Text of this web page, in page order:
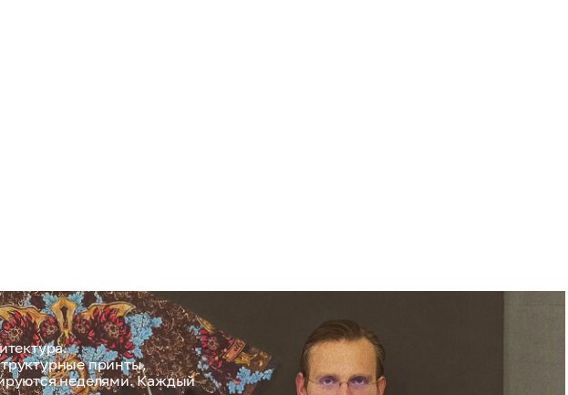
принты,
неделями. Каждый